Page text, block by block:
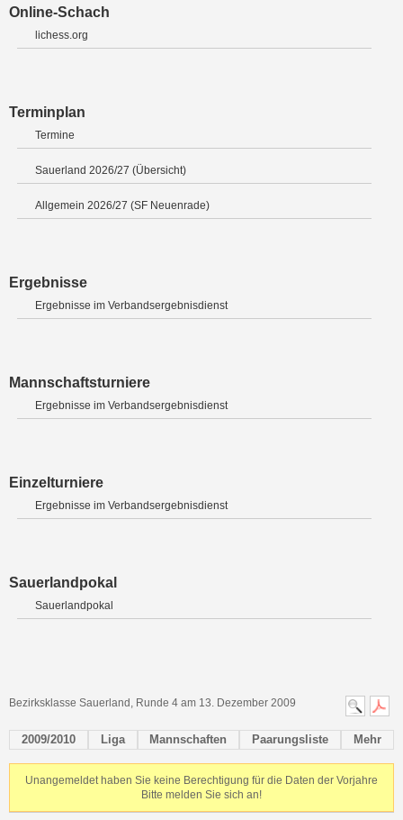
Online-Schach
lichess.org
Terminplan
Termine
Sauerland 2026/27 (Übersicht)
Allgemein 2026/27 (SF Neuenrade)
Ergebnisse
Ergebnisse im Verbandsergebnisdienst
Mannschaftsturniere
Ergebnisse im Verbandsergebnisdienst
Einzelturniere
Ergebnisse im Verbandsergebnisdienst
Sauerlandpokal
Sauerlandpokal
Bezirksklasse Sauerland, Runde 4 am 13. Dezember 2009
2009/2010 Liga Mannschaften Paarungsliste Mehr
Unangemeldet haben Sie keine Berechtigung für die Daten der Vorjahre
Bitte melden Sie sich an!